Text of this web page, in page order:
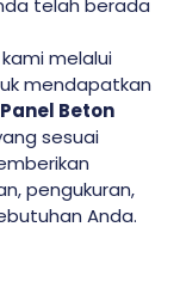
telah berada
melalui
mendapatkan
Beton
sesuai
pengukuran,
Anda.